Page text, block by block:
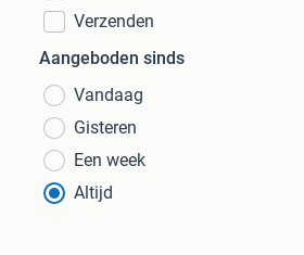
Verzenden
Aangeboden sinds
Vandaag
Gisteren
Een week
Altijd